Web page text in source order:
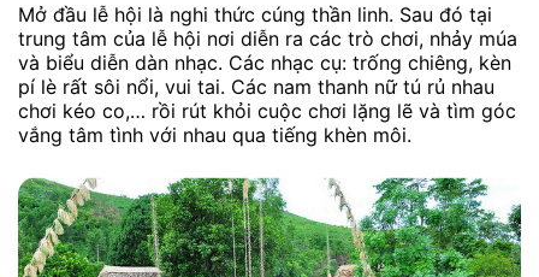
Mở đầu lễ hội là nghi thức cúng thần linh. Sau đó tại
trung tâm của lễ hội nơi diễn ra các trò chơi, nhảy múa
và biểu diễn dàn nhạc. Các nhạc cụ: trống chiêng, kèn
pí lè rất sôi nổi, vui tai. Các nam thanh nữ tú rủ nhau
chơi kéo co,… rồi rút khỏi cuộc chơi lặng lẽ và tìm góc
vắng tâm tình với nhau qua tiếng khèn môi.